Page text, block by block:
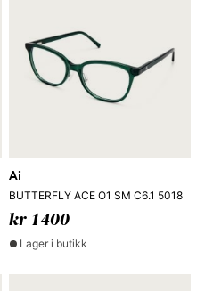
Ai
BUTTERFLY ACE O1 SM C6.1 5018
kr 1400
Lager i butikk